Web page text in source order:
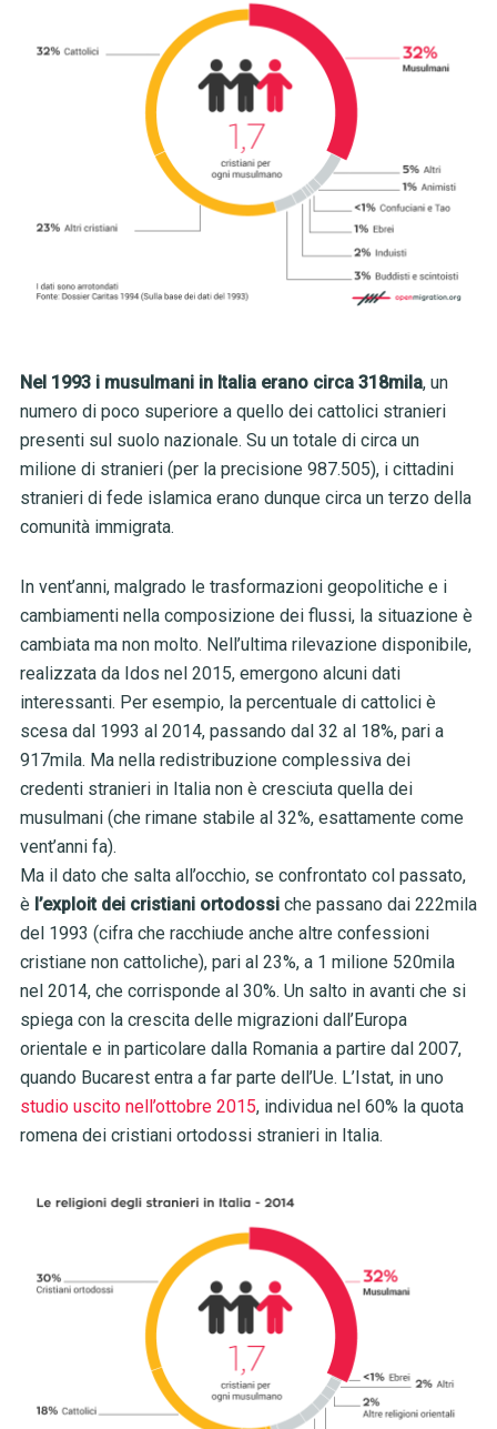
Nel 1993 i musulmani in Italia erano circa 318mila, un
numero di poco superiore a quello dei cattolici stranieri
presenti sul suolo nazionale. Su un totale di circa un
milione di stranieri (per la precisione 987.505), i cittadini
stranieri di fede islamica erano dunque circa un terzo della
comunità immigrata.
In vent’anni, malgrado le trasformazioni geopolitiche e i
cambiamenti nella composizione dei flussi, la situazione è
cambiata ma non molto. Nell’ultima rilevazione disponibile,
realizzata da Idos nel 2015, emergono alcuni dati
interessanti. Per esempio, la percentuale di cattolici è
scesa dal 1993 al 2014, passando dal 32 al 18%, pari a
917mila. Ma nella redistribuzione complessiva dei
credenti stranieri in Italia non è cresciuta quella dei
musulmani (che rimane stabile al 32%, esattamente come
vent’anni fa).
Ma il dato che salta all’occhio, se confrontato col passato,
è l’exploit dei cristiani ortodossiche passano dai 222mila
del 1993 (cifra che racchiude anche altre confessioni
cristiane non cattoliche), pari al 23%, a 1 milione 520mila
nel 2014, che corrisponde al 30%. Un salto in avanti che si
spiega con la crescita delle migrazioni dall’Europa
orientale e in particolare dalla Romania a partire dal 2007,
quando Bucarest entra a far parte dell’Ue. L’Istat, in uno
studio uscito nell’ottobre 2015, individua nel 60% la quota
romena dei cristiani ortodossi stranieri in Italia.